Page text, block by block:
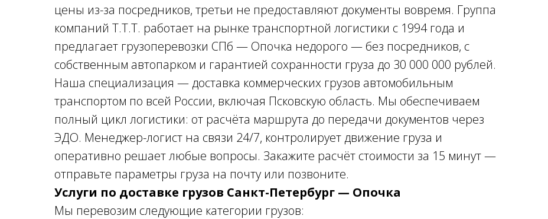
цены из-за посредников, третьи не предоставляют документы вовремя. Группа
компаний Т.Т.Т. работает на рынке транспортной логистики с 1994 года и
предлагает грузоперевозки СПб — Опочка недорого — без посредников, с
собственным автопарком и гарантией сохранности груза до 30 000 000 рублей.
Наша специализация — доставка коммерческих грузов автомобильным
транспортом по всей России, включая Псковскую область. Мы обеспечиваем
полный цикл логистики: от расчёта маршрута до передачи документов через
ЭДО. Менеджер-логист на связи 24/7, контролирует движение груза и
оперативно решает любые вопросы. Закажите расчёт стоимости за 15 минут —
отправьте параметры груза на почту или позвоните.
Услуги по доставке грузов Санкт-Петербург — Опочка
Мы перевозим следующие категории грузов: